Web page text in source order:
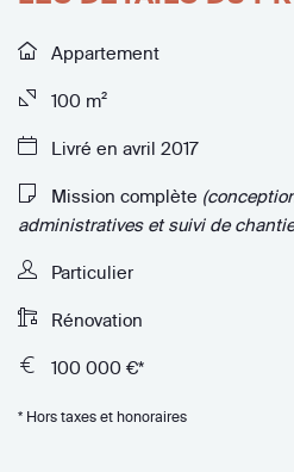
Appartement
100 m²
Livré en avril 2017
Mission complète
administratives et suivi de
Particulier
Rénovation
100 000 €*
* Hors taxes et honoraires